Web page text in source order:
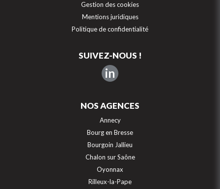
Gestion des cookies
Mentions juridiques
Politique de confidentialité
SUIVEZ-NOUS !
in
NOS AGENCES
Annecy
Bourg en Bresse
Bourgoin Jallieu
Chalon sur Saône
Oyonnax
Rilleux-la-Pape